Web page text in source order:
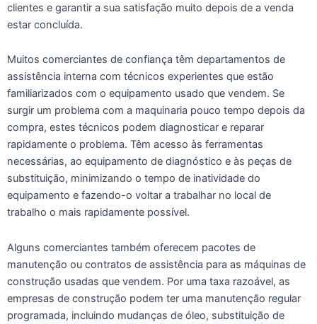
clientes e garantir a sua satisfação muito depois de a venda
estar concluída.
Muitos comerciantes de confiança têm departamentos de
assistência interna com técnicos experientes que estão
familiarizados com o equipamento usado que vendem. Se
surgir um problema com a maquinaria pouco tempo depois da
compra, estes técnicos podem diagnosticar e reparar
rapidamente o problema. Têm acesso às ferramentas
necessárias, ao equipamento de diagnóstico e às peças de
substituição, minimizando o tempo de inatividade do
equipamento e fazendo-o voltar a trabalhar no local de
trabalho o mais rapidamente possível.
Alguns comerciantes também oferecem pacotes de
manutenção ou contratos de assistência para as máquinas de
construção usadas que vendem. Por uma taxa razoável, as
empresas de construção podem ter uma manutenção regular
programada, incluindo mudanças de óleo, substituição de